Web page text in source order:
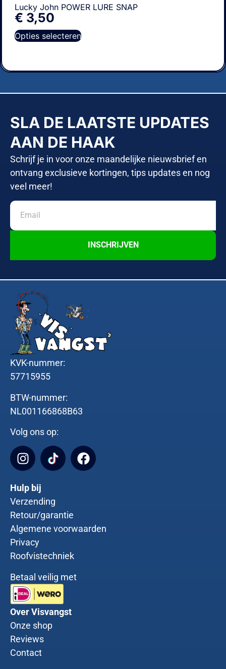
Lucky John POWER LURE SNAP
€ 3,50
Opties selecteren
SLA DE LAATSTE UPDATES
AAN DE HAAK
Schrijf je in voor onze maandelijke nieuwsbrief en
ontvang exclusieve kortingen, tips updates en nog
veel meer!
INSCHRIJVEN
KVK-nummer:
57715955
BTW-nummer:
NL001166868B63
Volg ons op:
Hulp bij
Verzending
Retour/garantie
Algemene voorwaarden
Privacy
Roofvistechniek
Betaal veilig met
Over Visvangst
Onze shop
Reviews
Contact